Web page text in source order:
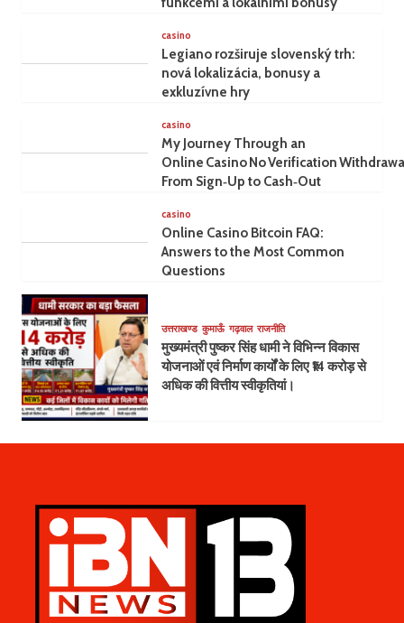
casino
Legiano rozširuje slovenský trh:
nová lokalizácia, bonusy a
exkluzívne hry
casino
My Journey Through an
Online Casino No Verification
From Sign‑Up to Cash‑Out
casino
Online Casino Bitcoin FAQ:
Answers to the Most Common
Questions
उत्तराखण्ड कुमाऊँ गढ़वाल राजनीति
मुख्यमंत्री पुष्कर सिंह धामी ने विभिन्न विकास
योजनाओं एवं निर्माण कार्यों के लिए ₹14 करोड़ से
अधिक की वित्तीय स्वीकृतियां।